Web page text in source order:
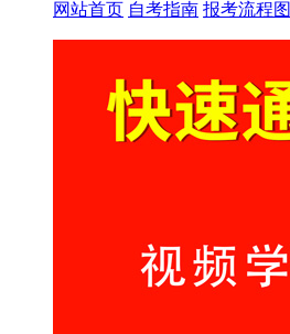
网站首页 自考指南 报考流程图